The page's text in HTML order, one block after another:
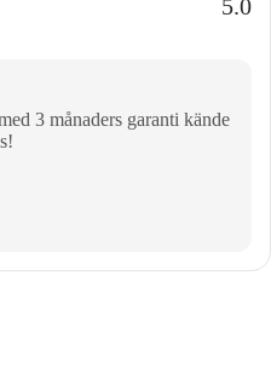
5.0
3 månaders garanti kände